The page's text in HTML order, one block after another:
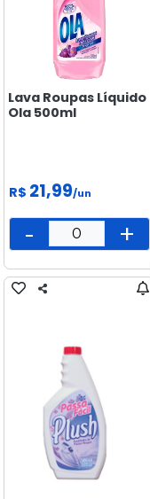
Lava Roupas Líquido
Ola 500ml
R$ 21,99/un
- +